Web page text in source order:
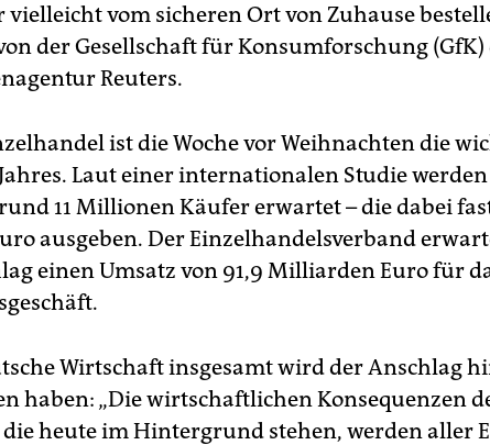
vom sicheren Ort von Zuhause
der Gesellschaft für Konsumforschung (GfK)
Reuters.
ist die Woche vor Weihnachten die
Laut einer internationalen Studie werden
11 Millionen Käufer erwartet – die dabei
ausgeben. Der Einzelhandelsverband
einen Umsatz von 91,9 Milliarden Euro für
Wirtschaft insgesamt wird der Anschlag
haben: „Die wirtschaftlichen Konsequenzen
die heute im Hintergrund stehen, werden aller